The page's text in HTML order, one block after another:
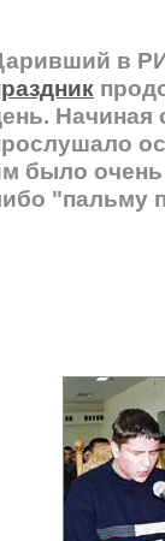
в
Начиная
было очень
"пальму